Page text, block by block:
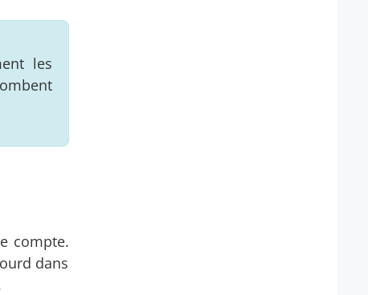
les
compte.
dans